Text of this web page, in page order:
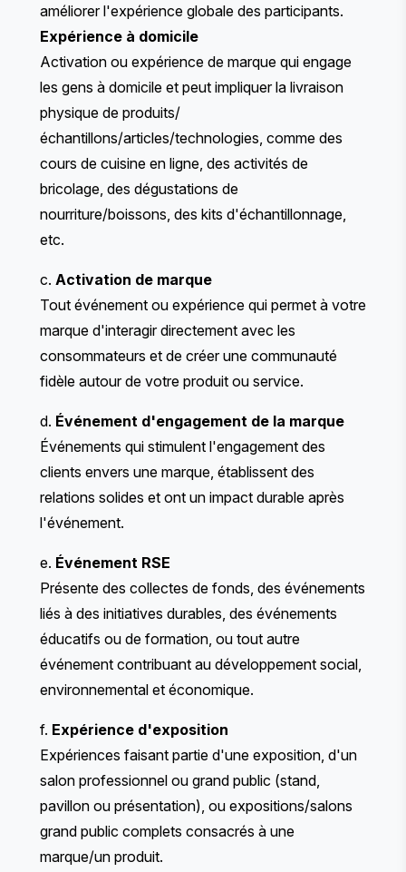
améliorer l'expérience globale des participants.
Expérience à domicile
Activation ou expérience de marque qui engage
les gens à domicile et peut impliquer la livraison
physique de produits/
échantillons/articles/technologies, comme des
cours de cuisine en ligne, des activités de
bricolage, des dégustations de
nourriture/boissons, des kits d'échantillonnage,
etc.
c. Activation de marque
Tout événement ou expérience qui permet à votre
marque d'interagir directement avec les
consommateurs et de créer une communauté
fidèle autour de votre produit ou service.
d. Événement d'engagement de la marque
Événements qui stimulent l'engagement des
clients envers une marque, établissent des
relations solides et ont un impact durable après
l'événement.
e. Événement RSE
Présente des collectes de fonds, des événements
liés à des initiatives durables, des événements
éducatifs ou de formation, ou tout autre
événement contribuant au développement social,
environnemental et économique.
f. Expérience d'exposition
Expériences faisant partie d'une exposition, d'un
salon professionnel ou grand public (stand,
pavillon ou présentation), ou expositions/salons
grand public complets consacrés à une
marque/un produit.